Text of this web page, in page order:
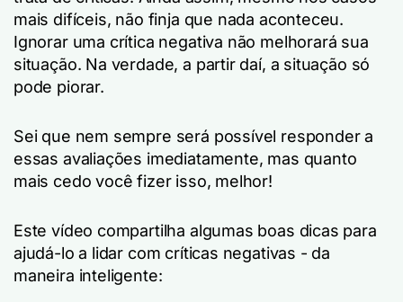
mais difíceis, não finja que nada aconteceu.
Ignorar uma crítica negativa não melhorará sua
situação. Na verdade, a partir daí, a situação só
pode piorar.
Sei que nem sempre será possível responder a
essas avaliações imediatamente, mas quanto
mais cedo você fizer isso, melhor!
Este vídeo compartilha algumas boas dicas para
ajudá-lo a lidar com críticas negativas - da
maneira inteligente: